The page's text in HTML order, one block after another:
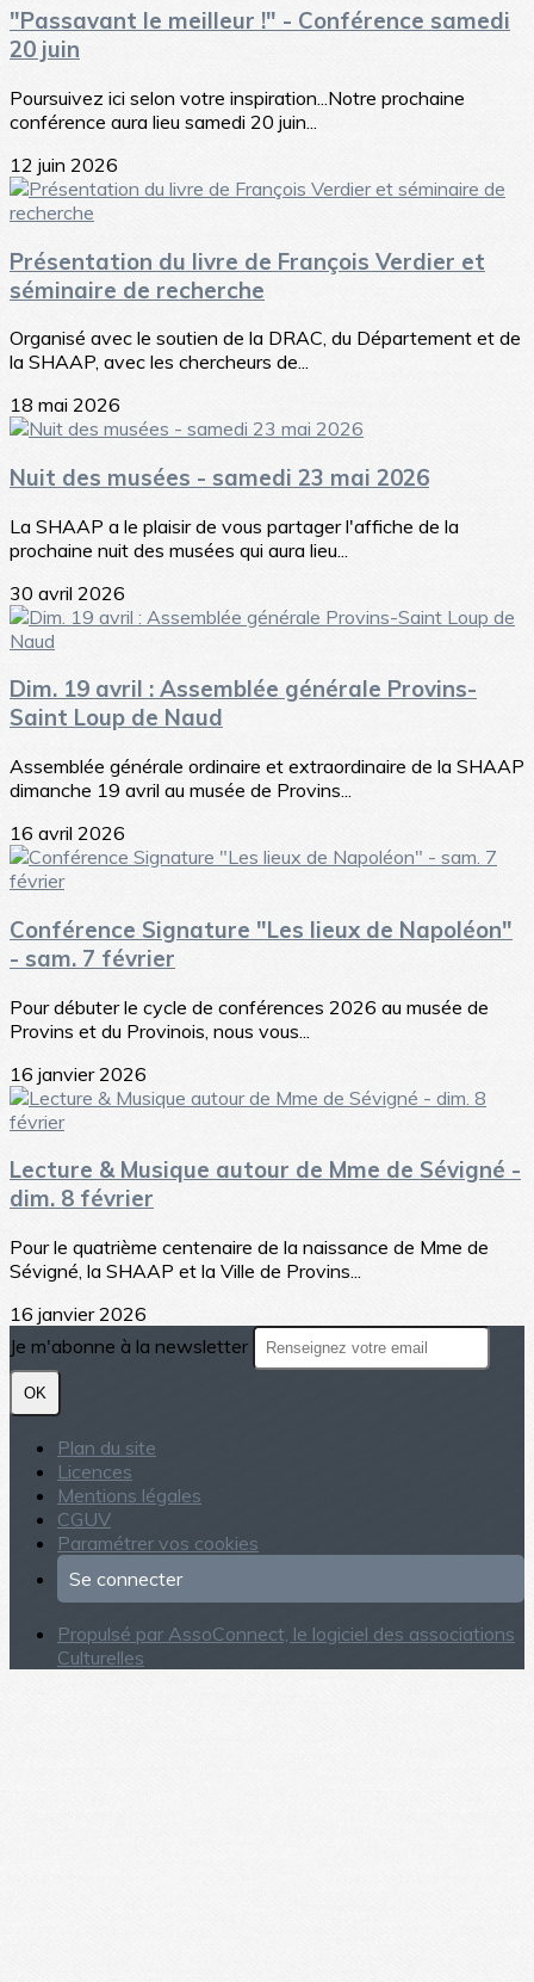
"Passavant le meilleur !" - Conférence samedi
20 juin
Poursuivez ici selon votre inspiration...Notre prochaine
conférence aura lieu samedi 20 juin...
12 juin 2026
Présentation du livre de François Verdier et
séminaire de recherche
Organisé avec le soutien de la DRAC, du Département et de
la SHAAP, avec les chercheurs de...
18 mai 2026
Nuit des musées - samedi 23 mai 2026
La SHAAP a le plaisir de vous partager l'affiche de la
prochaine nuit des musées qui aura lieu...
30 avril 2026
Dim. 19 avril : Assemblée générale Provins-
Saint Loup de Naud
Assemblée générale ordinaire et extraordinaire de la SHAAP
dimanche 19 avril au musée de Provins...
16 avril 2026
Conférence Signature "Les lieux de Napoléon"
- sam. 7 février
Pour débuter le cycle de conférences 2026 au musée de
Provins et du Provinois, nous vous...
16 janvier 2026
Lecture & Musique autour de Mme de Sévigné -
dim. 8 février
Pour le quatrième centenaire de la naissance de Mme de
Sévigné, la SHAAP et la Ville de Provins...
16 janvier 2026
Je m'abonne à la newsletter
OK
Plan du site
Licences
Mentions légales
CGUV
Paramétrer vos cookies
Se connecter
Propulsé par AssoConnect, le logiciel des associations
Culturelles